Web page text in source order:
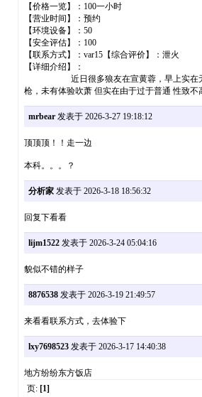
【价格一览】：100一小时
【营业时间】：预约
【环境设备】：50
【安全评估】：100
【联系方式】：var15【综合评
【详细介绍】：
近日很多狼友在宣黄蓉，早上实在无聊就
枪，未有体验吹萧 但实在由于过于普通 性致不
mrbear发表于 2026-3-27 19:18:12
顶顶顶！！走一边
本科。。。？
分析家发表于 2026-3-18 18:56:32
回复下看看
lijm1522发表于 2026-3-24 05:04:16
貌似不错的样子
8876538发表于 2026-3-19 21:49:57
来看看联系方式，去体验下
lxy7698523发表于 2026-3-17 14:40:38
地方纷纷东方饭店
页: [1]